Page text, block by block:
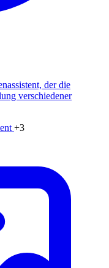
der die
verschiedener
+3